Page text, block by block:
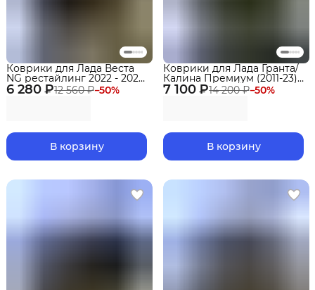
6 280 ₽12 560 ₽−50%
Коврики для Лада Веста
NG рестайлинг 2022 - 2025
Стандарт, коврики в салон
Lada Vesta NG рестайлин с
В корзину
7 100 ₽14 200 ₽−50%
Коврики для Лада Гранта/
Калина Премиум (2011-23),
Датсун Ми-До/Он-До (2014-
23) в салон с бортиками,
В корзину